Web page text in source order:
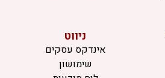
ניווט
אינדקס עסקים
שימושון